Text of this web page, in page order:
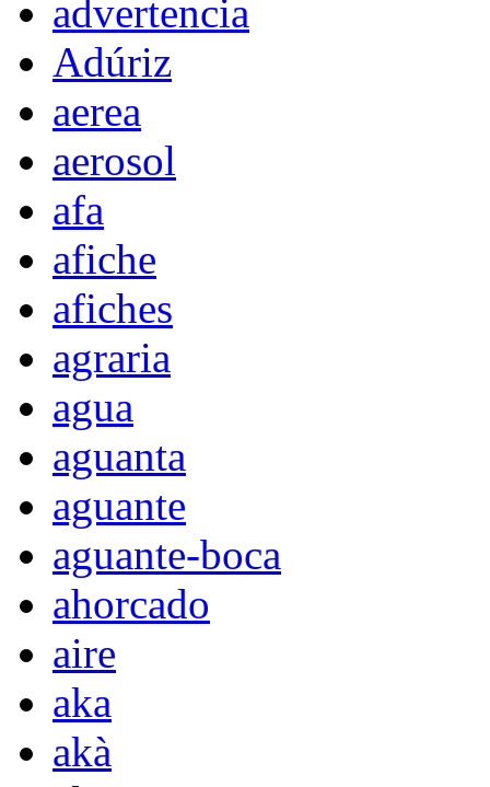
advertencia
Adúriz
aerea
aerosol
afa
afiche
afiches
agraria
agua
aguanta
aguante
aguante-boca
ahorcado
aire
aka
akà